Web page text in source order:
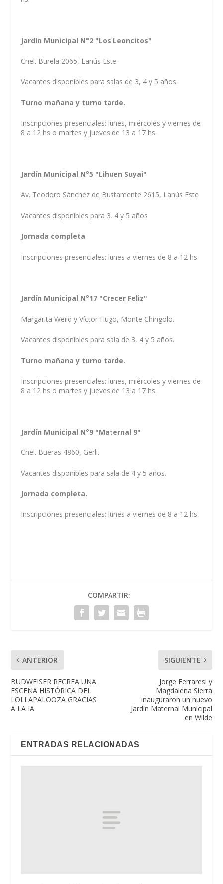
Jardín Municipal N°2 "Los Leoncitos"
Cnel. Burela 2065, Lanús Este.
Vacantes disponibles para salas de 3, 4 y 5 años.
Turno mañana y turno tarde.
Inscripciones presenciales: lunes, miércoles y viernes de
8 a 12 hs o martes y jueves de 13 a 17 hs.
Jardín Municipal N°5 "Lihuen Suyai"
Av. Teodoro Sánchez de Bustamente 2615, Lanús Este
Vacantes disponibles para 3, 4 y 5 años
Jornada completa
Inscripciones presenciales: lunes a viernes de 8 a 12 hs.
Jardín Municipal N°17 "Crecer Feliz"
Margarita Weild y Víctor Hugo, Monte Chingolo.
Vacantes disponibles para sala de 3, 4 y 5 años.
Turno mañana y turno tarde.
Inscripciones presenciales: lunes, miércoles y viernes de
8 a 12 hs o martes y jueves de 13 a 17 hs.
Jardín Municipal N°9 "Maternal 9"
Cnel. Bueras 4860, Gerli.
Vacantes disponibles para sala de 4 y 5 años.
Jornada completa.
Inscripciones presenciales: lunes a viernes de 8 a 12 hs.
COMPARTIR:
ANTERIOR
BUDWEISER RECREA UNA
ESCENA HISTÓRICA DEL
LOLLAPALOOZA GRACIAS
A LA IA
SIGUIENTE
Jorge Ferraresi y
Magdalena Sierra
inauguraron un nuevo
Jardín Maternal Municipal
en Wilde
ENTRADAS RELACIONADAS